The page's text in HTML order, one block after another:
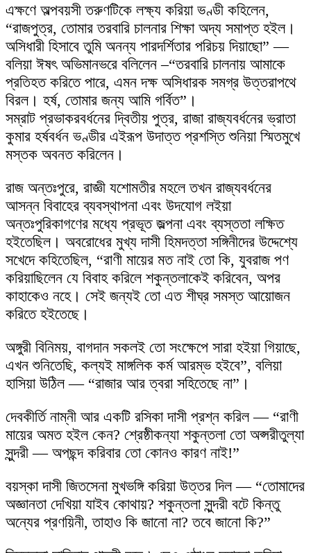
এক্ষণে অল্পবয়সী তরুণটিকে লক্ষ্য করিয়া ভণ্ডী কহিলেন,
“রাজপুত্র, তোমার তরবারি চালনার শিক্ষা অদ্য সমাপ্ত হইল।
অসিধারী হিসাবে তুমি অনন্য পারদর্শিতার পরিচয় দিয়াছো” —
বলিয়া ঈষৎ অভিমানভরে বলিলেন –“তরবারি চালনায় আমাকে
প্রতিহত করিতে পারে, এমন দক্ষ অসিধারক সমগ্র উত্তরাপথে
বিরল। হর্ষ, তোমার জন্য আমি গর্বিত”।
সম্রাট প্রভাকরবর্ধনের দ্বিতীয় পুত্র, রাজা রাজ্যবর্ধনের ভ্রাতা
কুমার হর্ষবর্ধন ভণ্ডীর এইরূপ উদাত্ত প্রশস্তি শুনিয়া স্মিতমুখে
মস্তক অবনত করিলেন।
রাজ অন্তঃপুরে, রাজ্ঞী যশোমতীর মহলে তখন রাজ্যবর্ধনের
আসন্ন বিবাহের ব্যবস্থাপনা এবং উদযোগ লইয়া
অন্তঃপুরিকাগণের মধ্যে প্রভূত জল্পনা এবং ব্যস্ততা লক্ষিত
হইতেছিল। অবরোধের মুখ্য দাসী হিমদত্তা সঙ্গিনীদের উদ্দেশ্যে
সখেদে কহিতেছিল, “রাণী মায়ের মত নাই তো কি, যুবরাজ পণ
করিয়াছিলেন যে বিবাহ করিলে শকুন্তলাকেই করিবেন, অপর
কাহাকেও নহে। সেই জন্যই তো এত শীঘ্র সমস্ত আয়োজন
করিতে হইতেছে।
অঙ্গুরী বিনিময়, বাগদান সকলই তো সংক্ষেপে সারা হইয়া গিয়াছে,
এখন শুনিতেছি, কল্যই মাঙ্গলিক কর্ম আরম্ভ হইবে”, বলিয়া
হাসিয়া উঠিল — “রাজার আর ত্বরা সহিতেছে না”।
দেবকীর্তি নাম্নী আর একটি রসিকা দাসী প্রশ্ন করিল — “রাণী
মায়ের অমত হইল কেন? শ্রেষ্ঠীকন্যা শকুন্তলা তো অপ্সরীতুল্যা
সুন্দরী — অপছন্দ করিবার তো কোনও কারণ নাই!”
বয়স্কা দাসী জিতসেনা মুখভঙ্গি করিয়া উত্তর দিল — “তোমাদের
অজ্ঞানতা দেখিয়া যাইব কোথায়? শকুন্তলা সুন্দরী বটে কিন্তু
অন্যের প্রণয়িনী, তাহাও কি জানো না? তবে জানো কি?”